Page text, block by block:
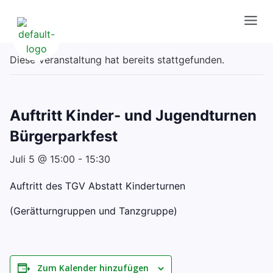
Diese Veranstaltung hat bereits stattgefunden.
Auftritt Kinder- und Jugendturnen
Bürgerparkfest
Juli 5 @ 15:00 - 15:30
Auftritt des TGV Abstatt Kinderturnen
(Gerätturngruppen und Tanzgruppe)
Zum Kalender hinzufügen